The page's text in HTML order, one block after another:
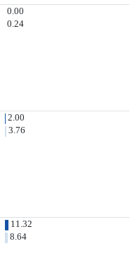
0.00
0.24
2.00
3.76
11.32
8.64